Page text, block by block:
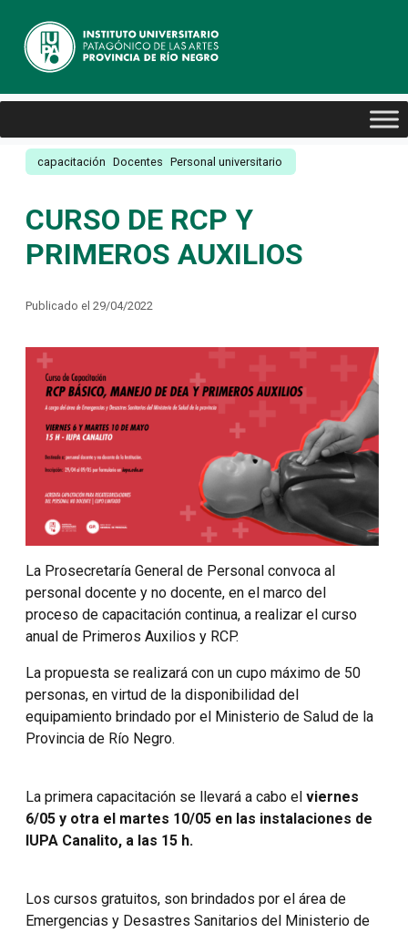
capacitación Docentes Personal universitario
CURSO DE RCP Y
PRIMEROS AUXILIOS
Publicado el 29/04/2022
La Prosecretaría General de Personal convoca al
personal docente y no docente, en el marco del
proceso de capacitación continua, a realizar el curso
anual de Primeros Auxilios y RCP.
La propuesta se realizará con un cupo máximo de 50
personas, en virtud de la disponibilidad del
equipamiento brindado por el Ministerio de Salud de la
Provincia de Río Negro.
La primera capacitación se llevará a cabo el viernes
6/05 y otra el martes 10/05 en las instalaciones de
IUPA Canalito, a las 15 h.
Los cursos gratuitos, son brindados por el área de
Emergencias y Desastres Sanitarios del Ministerio de